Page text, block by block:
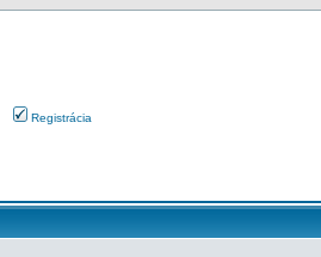
Registrácia